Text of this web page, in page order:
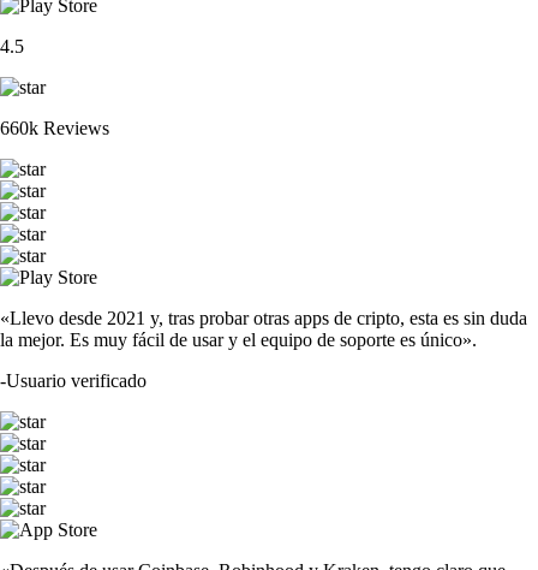
4.5
660k Reviews
«Llevo desde 2021 y, tras probar otras apps de cripto, esta es sin duda
la mejor. Es muy fácil de usar y el equipo de soporte es único».
-Usuario verificado